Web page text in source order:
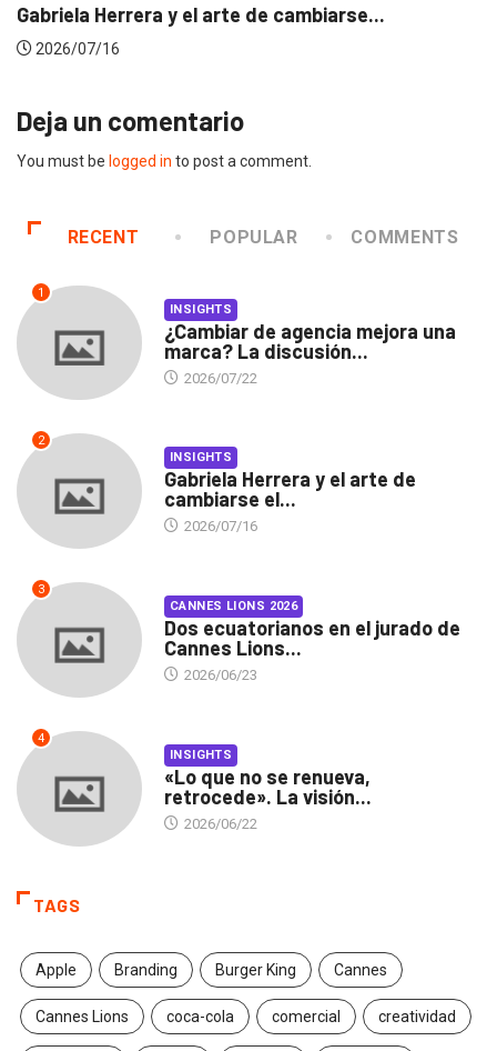
Gabriela Herrera y el arte de cambiarse...
2026/07/16
Deja un comentario
You must be logged in to post a comment.
RECENT POPULAR COMMENTS
1
INSIGHTS
¿Cambiar de agencia mejora una
marca? La discusión...
2026/07/22
2
INSIGHTS
Gabriela Herrera y el arte de
cambiarse el...
2026/07/16
3
CANNES LIONS 2026
Dos ecuatorianos en el jurado de
Cannes Lions...
2026/06/23
4
INSIGHTS
«Lo que no se renueva,
retrocede». La visión...
2026/06/22
TAGS
Apple Branding Burger King Cannes
Cannes Lions coca-cola comercial creatividad